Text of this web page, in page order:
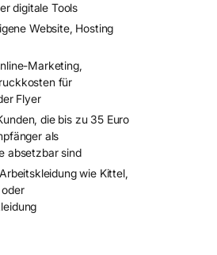
digitale Tools
Website, Hosting
Marketing,
für
Flyer
die bis zu 35 Euro
als
absetzbar sind
wie Kittel,